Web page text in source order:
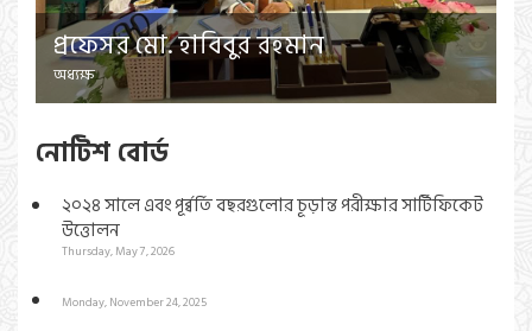
প্রফেসর মো. হাবিবুর রহমান
অধ্যক্ষ
নোটিশ বোর্ড
২০২৪ সালে এবং পূর্ব্বর্তি বছরগুলোর চূড়ান্ত পরীক্ষার সার্টিফিকেট
উত্তোলন
Thursday, May 7, 2026
Monday, November 24, 2025